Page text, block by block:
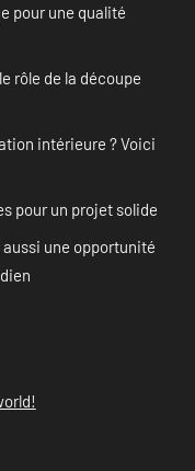
pour une qualité
rôle de la découpe
intérieure ? Voici
pour un projet solide
une opportunité